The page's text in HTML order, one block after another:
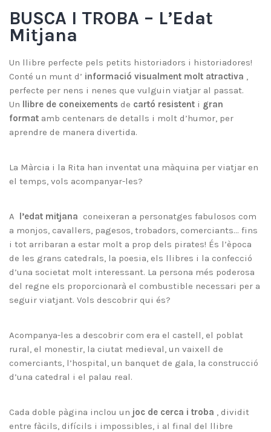
BUSCA I TROBA – L’Edat
Mitjana
Un llibre perfecte pels petits historiadors i historiadores!
Conté un munt d’ informació visualment molt atractiva
perfecte per nens i nenes que vulguin viatjar al passat.
Un llibre de coneixements de cartó resistent i gran
format amb centenars de detalls i molt d’humor, per
aprendre de manera divertida.
La Màrcia i la Rita han inventat una màquina per viatjar en
el temps, vols acompanyar-les?
A l’edat mitjana coneixeran a personatges fabulosos com
a monjos, cavallers, pagesos, trobadors, comerciants… fins
i tot arribaran a estar molt a prop dels pirates! És l’època
de les grans catedrals, la poesia, els llibres i la confecció
d’una societat molt interessant. La persona més poderosa
del regne els proporcionarà el combustible necessari per a
seguir viatjant. Vols descobrir qui és?
Acompanya-les a descobrir com era el castell, el poblat
rural, el monestir, la ciutat medieval, un vaixell de
comerciants, l’hospital, un banquet de gala, la construcció
d’una catedral i el palau real.
Cada doble pàgina inclou un joc de cerca i troba , dividit
entre fàcils, difícils i impossibles, i al final del llibre